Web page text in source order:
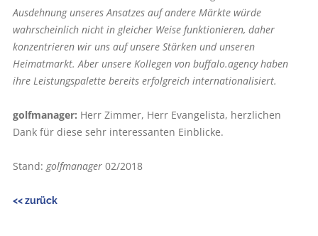
Ausdehnung unseres Ansatzes auf andere Märkte würde
wahrscheinlich nicht in gleicher Weise funktionieren, daher
konzentrieren wir uns auf unsere Stärken und unseren
Heimatmarkt. Aber unsere Kollegen von buffalo.agency haben
ihre Leistungspalette bereits erfolgreich internationalisiert.
golfmanager: Herr Zimmer, Herr Evangelista, herzlichen
Dank für diese sehr interessanten Einblicke.
Stand: golfmanager02/2018
<< zurück